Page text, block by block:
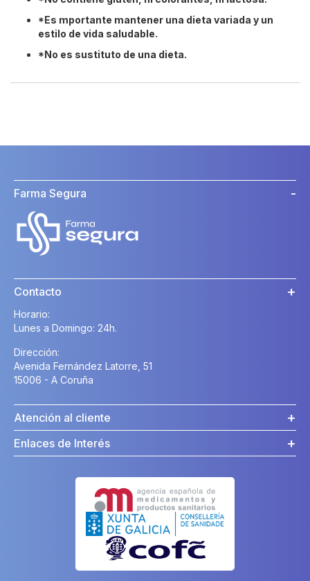
*Es mportante mantener una dieta variada y un
estilo de vida saludable.
*No es sustituto de una dieta.
Farma Segura
Contacto
Horario:
Lunes a Domingo: 24h.
Dirección:
Avenida Fernández Latorre, 51
15006 - A Coruña
Atención al cliente
Enlaces de Interés